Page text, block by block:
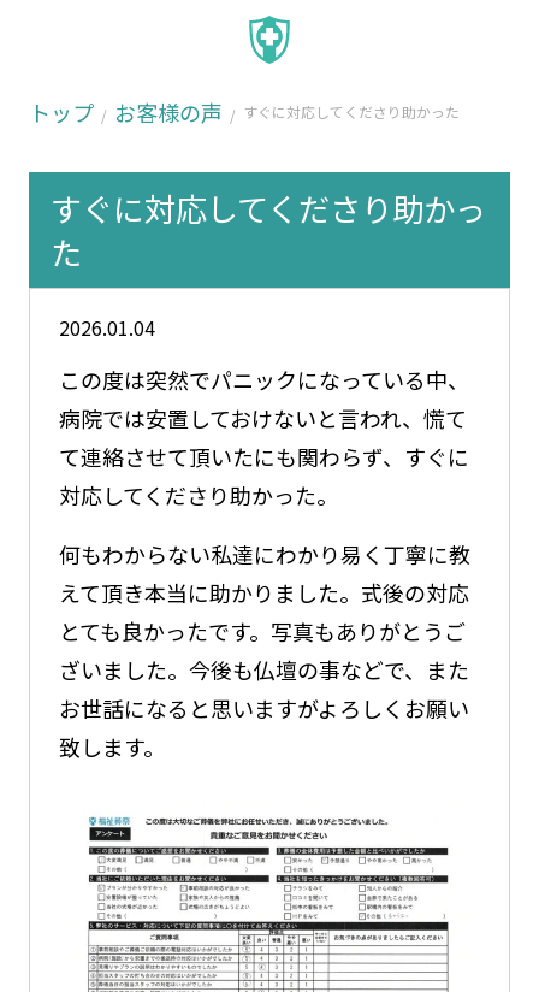
トップ お客様の声 すぐに対応してくださり助かった
すぐに対応してくださり助かっ
た
2026.01.04
この度は突然でパニックになっている中、
病院では安置しておけないと言われ、慌て
て連絡させて頂いたにも関わらず、すぐに
対応してくださり助かった。
何もわからない私達にわかり易く丁寧に教
えて頂き本当に助かりました。式後の対応
とても良かったです。写真もありがとうご
ざいました。今後も仏壇の事などで、また
お世話になると思いますがよろしくお願い
致します。